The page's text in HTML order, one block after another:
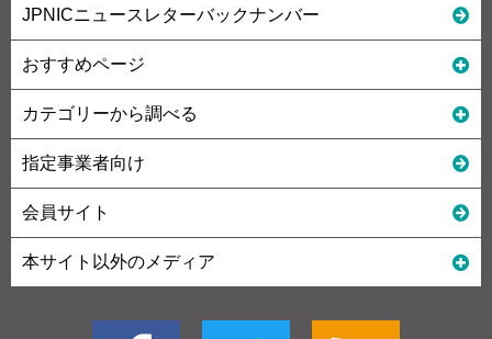
JPNICニュースレターバックナンバー
おすすめページ
カテゴリーから調べる
指定事業者向け
会員サイト
本サイト以外のメディア